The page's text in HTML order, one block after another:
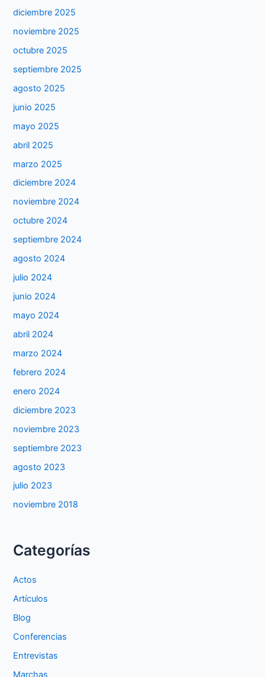
diciembre 2025
noviembre 2025
octubre 2025
septiembre 2025
agosto 2025
junio 2025
mayo 2025
abril 2025
marzo 2025
diciembre 2024
noviembre 2024
octubre 2024
septiembre 2024
agosto 2024
julio 2024
junio 2024
mayo 2024
abril 2024
marzo 2024
febrero 2024
enero 2024
diciembre 2023
noviembre 2023
septiembre 2023
agosto 2023
julio 2023
noviembre 2018
Categorías
Actos
Artículos
Blog
Conferencias
Entrevistas
Marchas